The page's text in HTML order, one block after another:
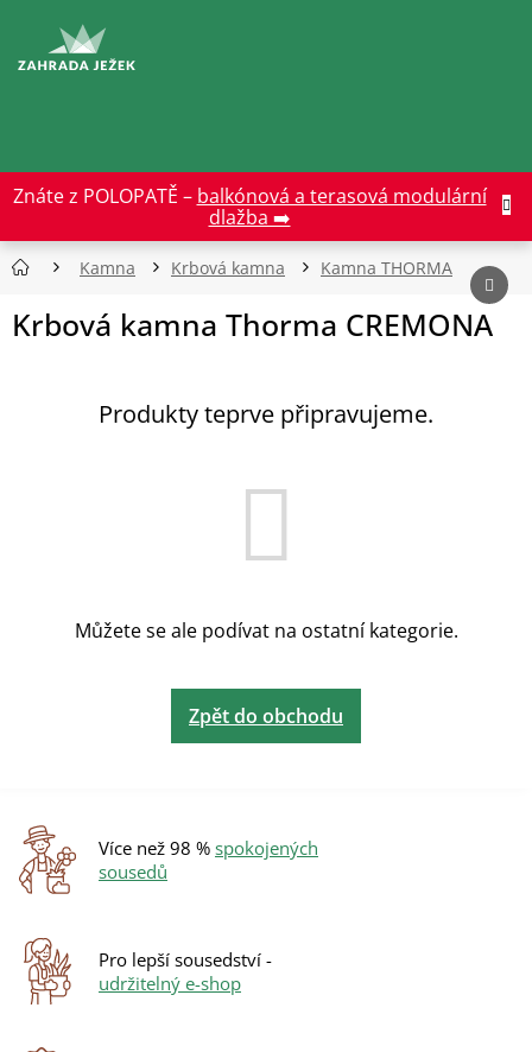
obsah
Znáte z POLOPATĚ – balkónová a terasová modulární
dlažba ➡️
Kamna Krbová kamna Kamna THORMA
Krbová kamna Thorma CREMONA
Produkty teprve připravujeme.
Můžete se ale podívat na ostatní kategorie.
Zpět do obchodu
Více než 98 % spokojených
sousedů
Pro lepší sousedství -
udržitelný e-shop